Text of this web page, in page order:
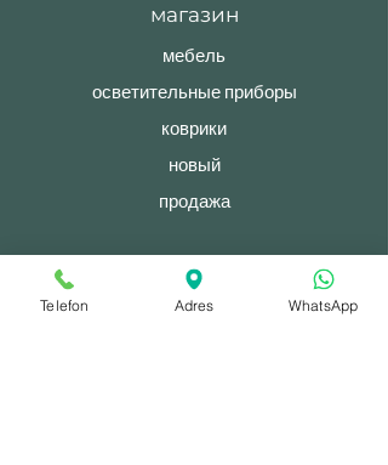
магазин
мебель
осветительные приборы
коврики
новый
продажа
© 2023, После полудня. Сайт создан на
Telefon Adres WhatsApp